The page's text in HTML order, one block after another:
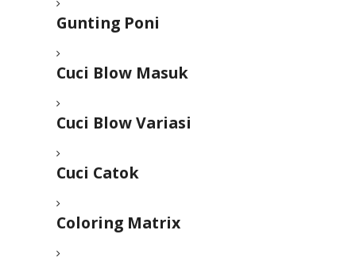
Gunting Poni
Cuci Blow Masuk
Cuci Blow Variasi
Cuci Catok
Coloring Matrix